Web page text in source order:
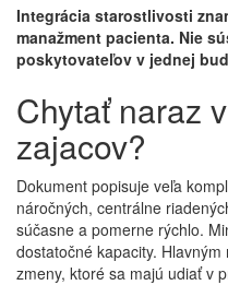
Integrácia starostlivosti
manažment pacienta. Nie
poskytovateľov v jednej
Chytať naraz
zajacov?
Dokument popisuje veľa
náročných, centrálne
súčasne a pomerne rýchlo.
dostatočné kapacity.
zmeny, ktoré sa majú udiať v